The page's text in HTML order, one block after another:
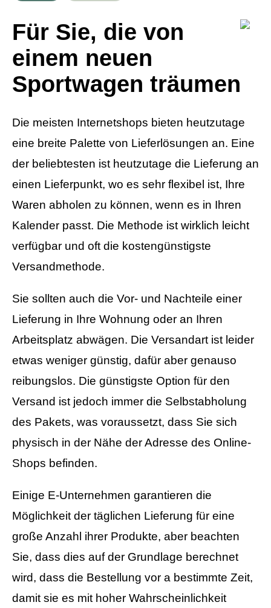
Für Sie, die von
einem neuen
Sportwagen träumen
Die meisten Internetshops bieten heutzutage
eine breite Palette von Lieferlösungen an. Eine
der beliebtesten ist heutzutage die Lieferung an
einen Lieferpunkt, wo es sehr flexibel ist, Ihre
Waren abholen zu können, wenn es in Ihren
Kalender passt. Die Methode ist wirklich leicht
verfügbar und oft die kostengünstigste
Versandmethode.
Sie sollten auch die Vor- und Nachteile einer
Lieferung in Ihre Wohnung oder an Ihren
Arbeitsplatz abwägen. Die Versandart ist leider
etwas weniger günstig, dafür aber genauso
reibungslos. Die günstigste Option für den
Versand ist jedoch immer die Selbstabholung
des Pakets, was voraussetzt, dass Sie sich
physisch in der Nähe der Adresse des Online-
Shops befinden.
Einige E-Unternehmen garantieren die
Möglichkeit der täglichen Lieferung für eine
große Anzahl ihrer Produkte, aber beachten
Sie, dass dies auf der Grundlage berechnet
wird, dass die Bestellung vor a bestimmte Zeit,
damit sie es mit hoher Wahrscheinlichkeit